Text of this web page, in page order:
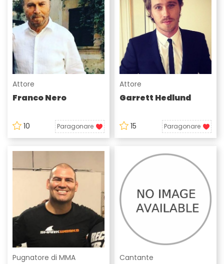
Attore
Franco Nero
10 Paragonare
Attore
Garrett Hedlund
15 Paragonare
Pugnatore di MMA Cantante